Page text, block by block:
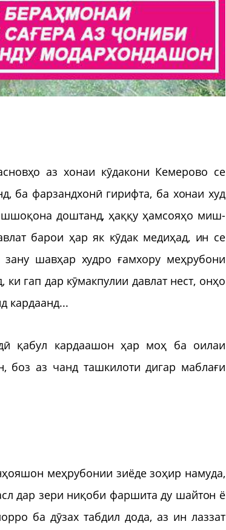
аз хонаи кӯдакони Кемерово се
ба фарзандхонӣ гирифта, ба хонаи худ
доштанд, ҳаққу ҳамсояҳо миш-
барои ҳар як кӯдак медиҳад, ин се
шавҳар худро ғамхору меҳрубони
гап дар кӯмакпулии давлат нест, онҳо
кардаанд...
қабул кардаашон ҳар моҳ ба оилаи
боз аз чанд ташкилоти дигар маблағи
меҳрубонии зиёде зоҳир намуда,
дар зери ниқоби фаршита ду шайтон ё
ба дӯзах табдил дода, аз ин лаззат